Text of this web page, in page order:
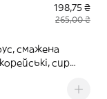
198,75 ₴
265,00 ₴
смажена
сир